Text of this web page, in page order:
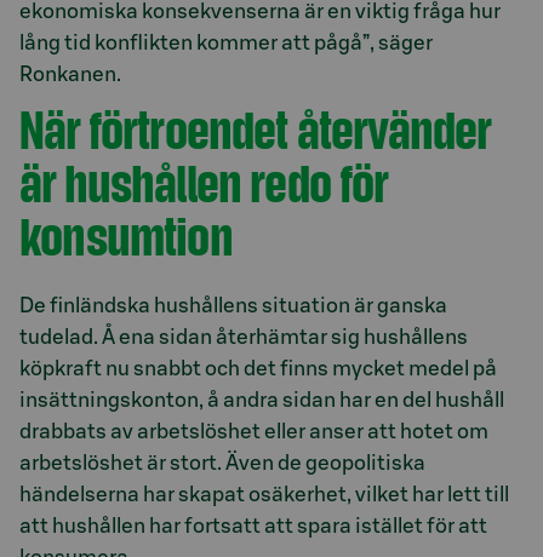
ekonomiska konsekvenserna är en viktig fråga hur
lång tid konflikten kommer att pågå”, säger
Ronkanen.
När förtroendet återvänder
är hushållen redo för
konsumtion
De finländska hushållens situation är ganska
tudelad. Å ena sidan återhämtar sig hushållens
köpkraft nu snabbt och det finns mycket medel på
insättningskonton, å andra sidan har en del hushåll
drabbats av arbetslöshet eller anser att hotet om
arbetslöshet är stort. Även de geopolitiska
händelserna har skapat osäkerhet, vilket har lett till
att hushållen har fortsatt att spara istället för att